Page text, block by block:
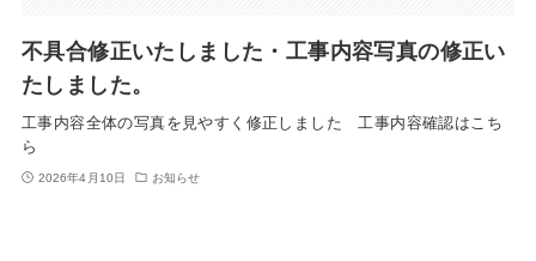
不具合修正いたしました・工事内容写真の修正い
たしました。
工事内容全体の写真を見やすく修正しました 工事内容確認はこち
ら
2026年4月10日 お知らせ